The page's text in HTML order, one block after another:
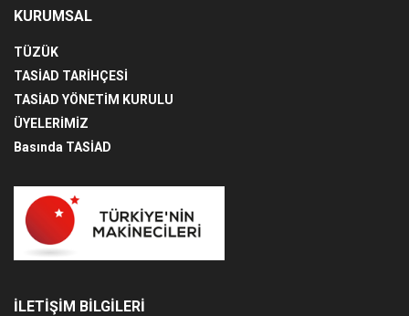
KURUMSAL
TÜZÜK
TASİAD TARİHÇESİ
TASİAD YÖNETİM KURULU
ÜYELERİMİZ
Basında TASİAD
İLETİŞİM BİLGİLERİ